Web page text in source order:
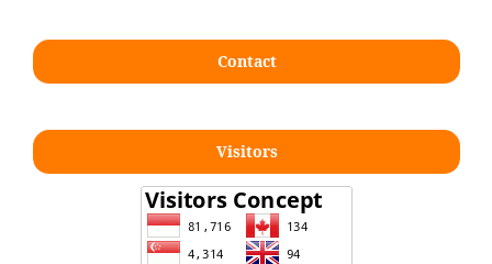
Contact
Visitors